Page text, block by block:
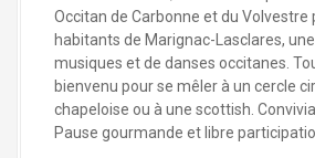
Occitan de Carbonne et du Volvestre
habitants de Marignac-Lasclares,
musiques et de danses occitanes.
bienvenu pour se mêler à un cercle
chapeloise ou à une scottish.
Pause gourmande et libre